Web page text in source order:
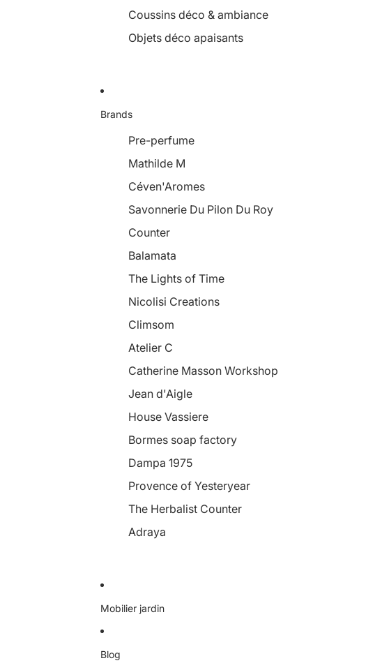
Coussins déco & ambiance
Objets déco apaisants
Brands
Pre-perfume
Mathilde M
Céven'Aromes
Savonnerie Du Pilon Du Roy
Counter
Balamata
The Lights of Time
Nicolisi Creations
Climsom
Atelier C
Catherine Masson Workshop
Jean d'Aigle
House Vassiere
Bormes soap factory
Dampa 1975
Provence of Yesteryear
The Herbalist Counter
Adraya
Mobilier jardin
Blog